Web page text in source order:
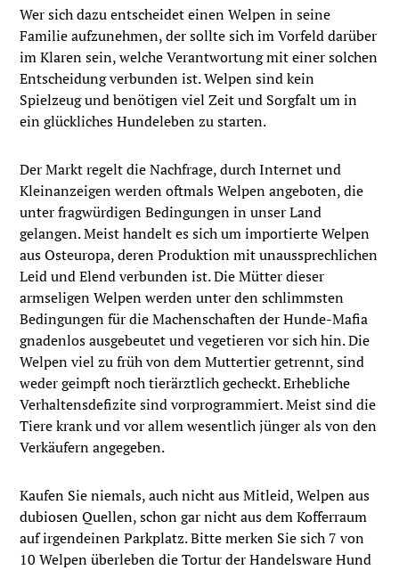
Wer sich dazu entscheidet einen Welpen in seine
Familie aufzunehmen, der sollte sich im Vorfeld darüber
im Klaren sein, welche Verantwortung mit einer solchen
Entscheidung verbunden ist. Welpen sind kein
Spielzeug und benötigen viel Zeit und Sorgfalt um in
ein glückliches Hundeleben zu starten.
Der Markt regelt die Nachfrage, durch Internet und
Kleinanzeigen werden oftmals Welpen angeboten, die
unter fragwürdigen Bedingungen in unser Land
gelangen. Meist handelt es sich um importierte Welpen
aus Osteuropa, deren Produktion mit unaussprechlichen
Leid und Elend verbunden ist. Die Mütter dieser
armseligen Welpen werden unter den schlimmsten
Bedingungen für die Machenschaften der Hunde-Mafia
gnadenlos ausgebeutet und vegetieren vor sich hin. Die
Welpen viel zu früh von dem Muttertier getrennt, sind
weder geimpft noch tierärztlich gecheckt. Erhebliche
Verhaltensdefizite sind vorprogrammiert. Meist sind die
Tiere krank und vor allem wesentlich jünger als von den
Verkäufern angegeben.
Kaufen Sie niemals, auch nicht aus Mitleid, Welpen aus
dubiosen Quellen, schon gar nicht aus dem Kofferraum
auf irgendeinen Parkplatz. Bitte merken Sie sich 7 von
10 Welpen überleben die Tortur der Handelsware Hund